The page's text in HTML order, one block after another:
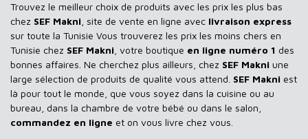
Trouvez le meilleur choix de produits avec les prix les plus bas
chez SEF Makni , site de vente en ligne avec livraison express
sur toute la Tunisie Vous trouverez les prix les moins chers en
Tunisie chez SEF Makni , votre boutique en ligne numéro 1 des
bonnes affaires. Ne cherchez plus ailleurs, chez SEF Makni une
large sélection de produits de qualité vous attend. SEF Makni est
là pour tout le monde, que vous soyez dans la cuisine ou au
bureau, dans la chambre de votre bébé ou dans le salon,
commandez en ligne et on vous livre chez vous.